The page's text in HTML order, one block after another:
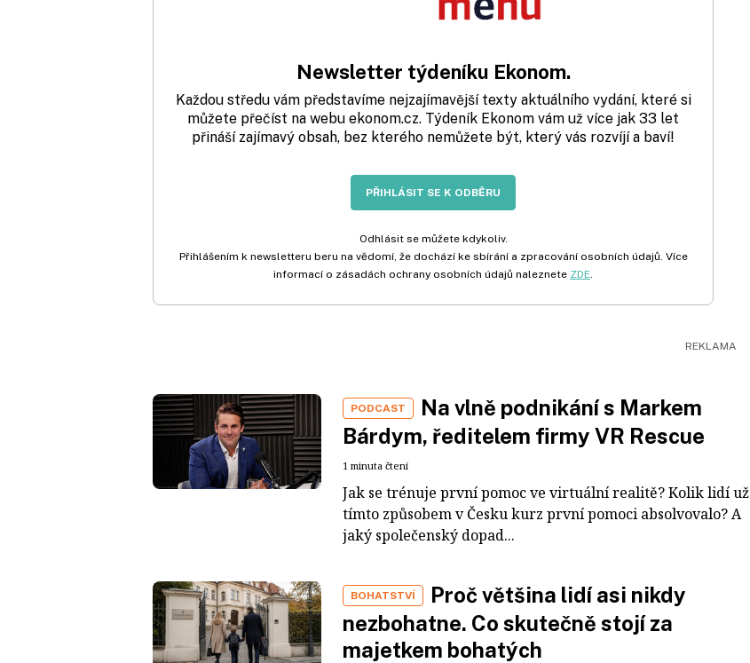
Newsletter týdeníku Ekonom.
Každou středu vám představíme nejzajímavější texty aktuálního vydání, které si
můžete přečíst na webu ekonom.cz. Týdeník Ekonom vám už více jak 33 let
přináší zajímavý obsah, bez kterého nemůžete být, který vás rozvíjí a baví!
PŘIHLÁSIT SE K ODBĚRU
Odhlásit se můžete kdykoliv.
Přihlášením k newsletteru beru na vědomí, že dochází ke sbírání a zpracování osobních údajů. Více
informací o zásadách ochrany osobních údajů naleznete ZDE
PODCAST
Na vlně podnikání s Markem
Bárdym, ředitelem firmy VR Rescue
1 minuta čtení
Jak se trénuje první pomoc ve virtuální realitě? Kolik lidí už
tímto způsobem v Česku kurz první pomoci absolvovalo? A
jaký společenský dopad...
BOHATSTVÍ
Proč většina lidí asi nikdy
nezbohatne. Co skutečně stojí za
majetkem bohatých